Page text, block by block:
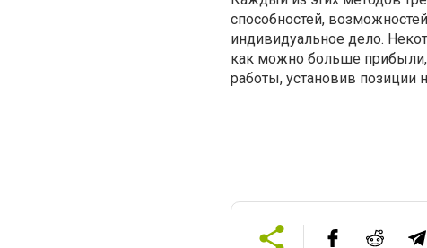
способностей,
индивидуальное дело.
как можно больше
работы, установив позиции